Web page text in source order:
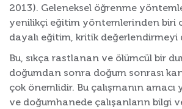
2013). Geleneksel öğrenme
yenilikçi eğitim yöntemlerinden biri
dayalı eğitim, kritik değerlendirmeyi
Bu, sıkça rastlanan ve ölümcül bir
doğumdan sonra doğum sonrası
çok önemlidir. Bu çalışmanın
ve doğumhanede çalışanların bilgi